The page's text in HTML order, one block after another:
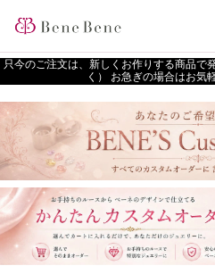
只今のご注文は、新しくお作りする商品で
く） お急ぎの場合はお気